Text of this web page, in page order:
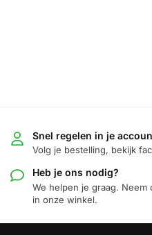
Snel regelen in je
Volg je bestelling, bekijk
Heb je ons nodig?
We helpen je graag. Neem
in onze winkel.